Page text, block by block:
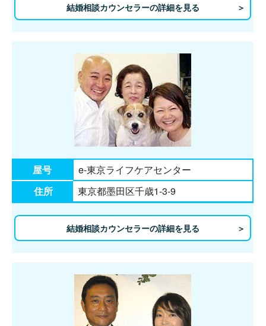
結婚相談カウンセラーの詳細を見る
屋号
e-東京ライフケアセンター
住所
東京都墨田区千歳1-3-9
結婚相談カウンセラーの詳細を見る